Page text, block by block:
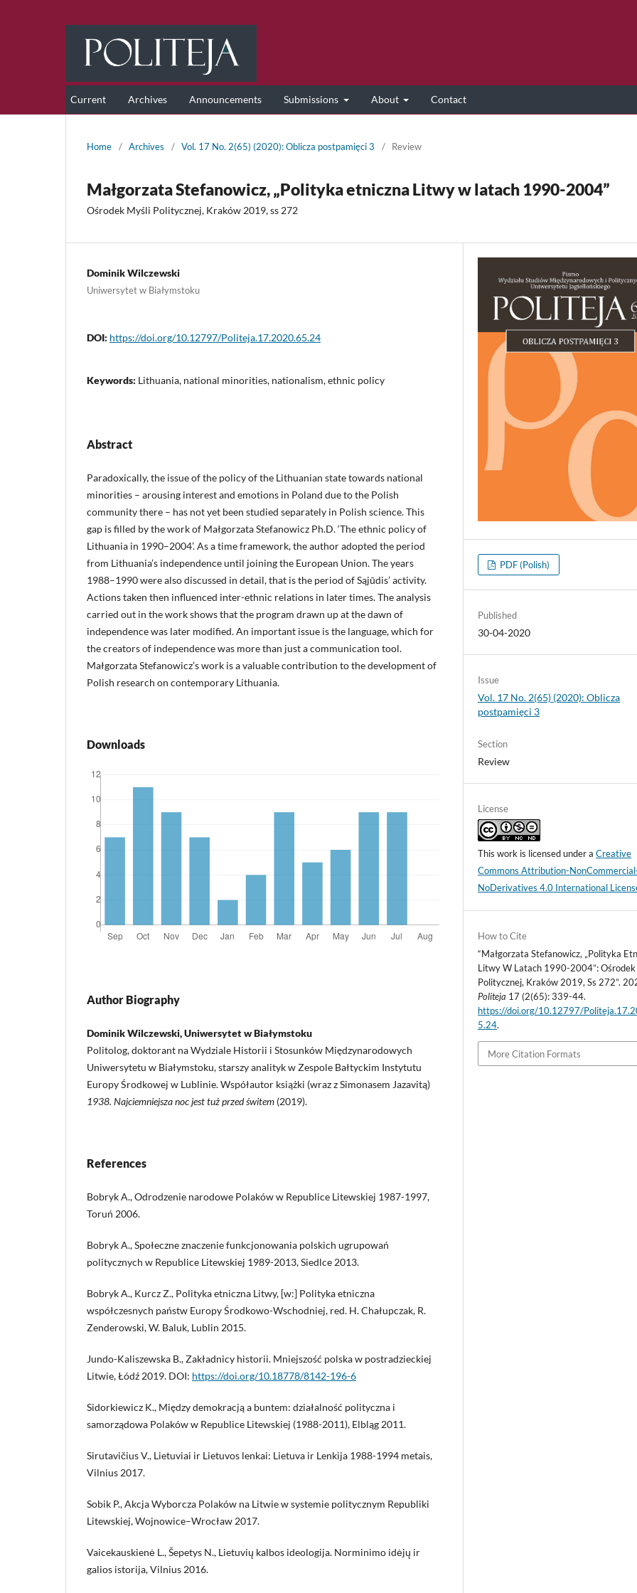
Current Archives Announcements Submissions About Contact
Home / Archives / Vol. 17 No. 2(65) (2020): Oblicza postpamięci 3 / Review
Małgorzata Stefanowicz, „Polityka etniczna Litwy w latach 1990-2004”
Ośrodek Myśli Politycznej, Kraków 2019, ss 272
Dominik Wilczewski
Uniwersytet w Białymstoku
DOI: https://doi.org/10.12797/Politeja.17.2020.65.24
Keywords: Lithuania, national minorities, nationalism, ethnic policy
Abstract
Paradoxically, the issue of the policy of the Lithuanian state towards national
minorities – arousing interest and emotions in Poland due to the Polish
community there – has not yet been studied separately in Polish science. This
gap is filled by the work of Małgorzata Stefanowicz Ph.D. ‘The ethnic policy of
Lithuania in 1990–2004’. As a time framework, the author adopted the period
from Lithuania’s independence until joining the European Union. The years
1988–1990 were also discussed in detail, that is the period of Sąjūdis’ activity.
Actions taken then influenced inter-ethnic relations in later times. The analysis
carried out in the work shows that the program drawn up at the dawn of
independence was later modified. An important issue is the language, which for
the creators of independence was more than just a communication tool.
Małgorzata Stefanowicz’s work is a valuable contribution to the development of
Polish research on contemporary Lithuania.
Downloads
Author Biography
Dominik Wilczewski, Uniwersytet w Białymstoku
Politolog, doktorant na Wydziale Historii i Stosunków Międzynarodowych
Uniwersytetu w Białymstoku, starszy analityk w Zespole Bałtyckim Instytutu
Europy Środkowej w Lublinie. Współautor książki (wraz z Simonasem Jazavitą)
1938. Najciemniejsza noc jest tuż przed świtem (2019).
References
Bobryk A., Odrodzenie narodowe Polaków w Republice Litewskiej 1987-1997,
Toruń 2006.
Bobryk A., Społeczne znaczenie funkcjonowania polskich ugrupowań
politycznych w Republice Litewskiej 1989-2013, Siedlce 2013.
Bobryk A., Kurcz Z., Polityka etniczna Litwy, [w:] Polityka etniczna
współczesnych państw Europy Środkowo-Wschodniej, red. H. Chałupczak, R.
Zenderowski, W. Baluk, Lublin 2015.
Jundo-Kaliszewska B., Zakładnicy historii. Mniejszość polska w postradzieckiej
Litwie, Łódź 2019. DOI: https://doi.org/10.18778/8142-196-6
Sidorkiewicz K., Między demokracją a buntem: działalność polityczna i
samorządowa Polaków w Republice Litewskiej (1988-2011), Elbląg 2011.
Sirutavičius V., Lietuviai ir Lietuvos lenkai: Lietuva ir Lenkija 1988-1994 metais,
Vilnius 2017.
Sobik P., Akcja Wyborcza Polaków na Litwie w systemie politycznym Republiki
Litewskiej, Wojnowice–Wrocław 2017.
Vaicekauskienė L., Šepetys N., Lietuvių kalbos ideologija. Norminimo idėjų ir
galios istorija, Vilnius 2016.
PDF (Polish)
Published
30-04-2020
Issue
Vol. 17 No. 2(65) (2020): Oblicza
postpamięci 3
Section
Review
License
This work is licensed under aCreative
Commons Attribution-
NoDerivatives 4.0 International
How to Cite
“Małgorzata Stefanowicz, „Polityka
Litwy W Latach 1990-2004”:
Politycznej, Kraków 2019, Ss 272”.
Politeja 17 (2(65): 339-44.
https://doi.org/10.12797/
5.24.
More Citation Formats